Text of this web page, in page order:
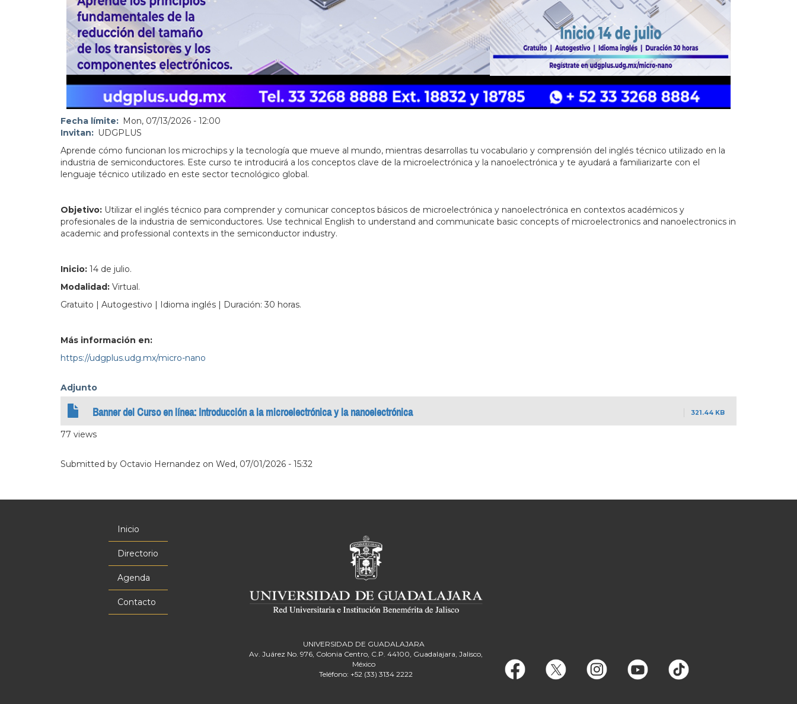
Fecha límite
Mon, 07/13/2026 - 12:00
Invitan
UDGPLUS
Aprende cómo funcionan los microchips y la tecnología que mueve al mundo, mientras desarrollas tu vocabulario y comprensión del inglés técnico utilizado en la
industria de semiconductores. Este curso te introducirá a los conceptos clave de la microelectrónica y la nanoelectrónica y te ayudará a familiarizarte con el
lenguaje técnico utilizado en este sector tecnológico global.
Objetivo: Utilizar el inglés técnico para comprender y comunicar conceptos básicos de microelectrónica y nanoelectrónica en contextos académicos y
profesionales de la industria de semiconductores. Use technical English to understand and communicate basic concepts of microelectronics and nanoelectronics in
academic and professional contexts in the semiconductor industry.
Inicio: 14 de julio.
Modalidad: Virtual.
Gratuito | Autogestivo | Idioma inglés | Duración: 30 horas.
Más información en:
https://udgplus.udg.mx/micro-nano
Adjunto
Banner del Curso en línea: Introducción a la microelectrónica y la nanoelectrónica 321.44 KB
77 views
Submitted by Octavio Hernandez on Wed, 07/01/2026 - 15:32
principal
Inicio
Directorio
Agenda
Contacto
UNIVERSIDAD DE GUADALAJARA
Av. Juárez No. 976, Colonia Centro, C.P. 44100, Guadalajara, Jalisco,
México
Teléfono: +52 (33) 3134 2222